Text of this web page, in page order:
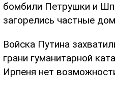
бомбили Петрушки и
загорелись частные
Войска Путина
грани гуманитарной
Ирпеня нет